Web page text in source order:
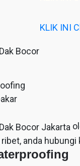
KLIK INI
anda